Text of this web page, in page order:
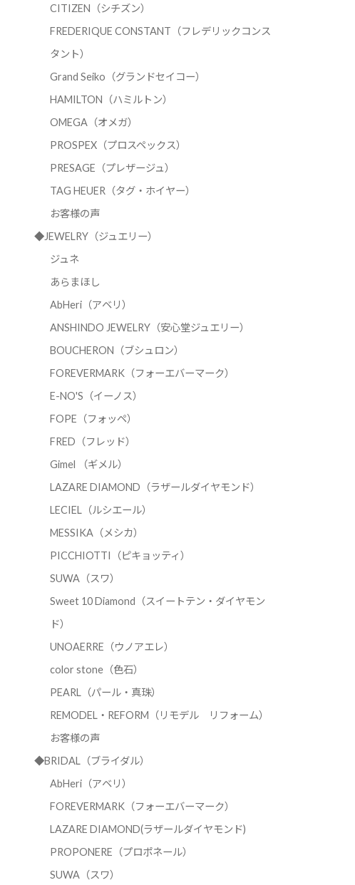
CITIZEN（シチズン）
FREDERIQUE CONSTANT（フレデリックコンス
タント）
Grand Seiko（グランドセイコー）
HAMILTON（ハミルトン）
OMEGA（オメガ）
PROSPEX（プロスペックス）
PRESAGE（プレザージュ）
TAG HEUER（タグ・ホイヤー）
お客様の声
◆JEWELRY（ジュエリー）
ジュネ
あらまほし
AbHeri（アベリ）
ANSHINDO JEWELRY（安心堂ジュエリー）
BOUCHERON（ブシュロン）
FOREVERMARK（フォーエバーマーク）
E-NO'S（イーノス）
FOPE（フォッペ）
FRED（フレッド）
Gimel （ギメル）
LAZARE DIAMOND（ラザールダイヤモンド）
LECIEL（ルシエール）
MESSIKA（メシカ）
PICCHIOTTI（ピキョッティ）
SUWA（スワ）
Sweet 10 Diamond（スイートテン・ダイヤモン
ド）
UNOAERRE（ウノアエレ）
color stone（色石）
PEARL（パール・真珠）
REMODEL・REFORM（リモデル リフォーム）
お客様の声
◆BRIDAL（ブライダル）
AbHeri（アベリ）
FOREVERMARK（フォーエバーマーク）
LAZARE DIAMOND(ラザールダイヤモンド)
PROPONERE（プロポネール）
SUWA（スワ）